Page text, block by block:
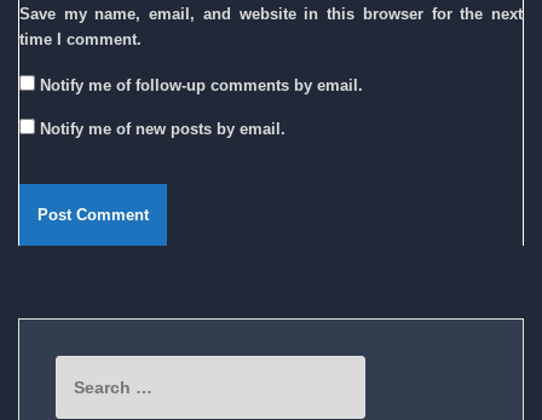
Save my name, email, and website in this browser for the next
time I comment.
Notify me of follow-up comments by email.
Notify me of new posts by email.
for: